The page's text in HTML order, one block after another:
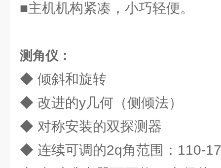
■主机机构紧凑，小巧轻便。
测角仪：
◆ 倾斜和旋转
◆ 改进的y几何（侧倾法）
◆ 对称安装的双探测器
◆ 连续可调的2q角范围：110-